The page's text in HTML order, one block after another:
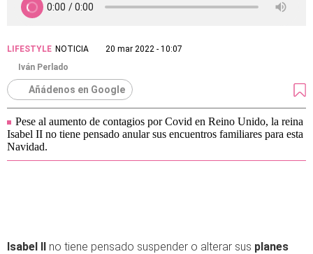
LIFESTYLE NOTICIA
20 mar 2022 - 10:07
Iván Perlado
Añádenos en Google
Pese al aumento de contagios por Covid en Reino Unido, la reina
Isabel II no tiene pensado anular sus encuentros familiares para esta
Navidad.
Isabel II no tiene pensado suspender o alterar sus planes